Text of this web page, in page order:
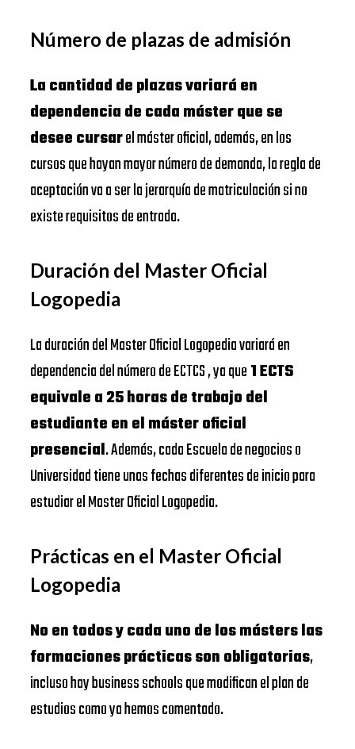
Número de plazas de admisión
La cantidad de plazas variará en
dependencia de cada máster que se
desee cursarel máster oficial, además, en los
cursos que hayan mayor número de demanda, la regla de
aceptación va a ser la jerarquía de matriculación si no
existe requisitos de entrada.
Duración del Master Oficial
Logopedia
La duración del Master Oficial Logopedia variará en
dependencia del número de ECTCS , ya que1 ECTS
equivale a 25 horas de trabajo del
estudiante en el máster oficial
presencial. Además, cada Escuela de negocios o
Universidad tiene unas fechas diferentes de inicio para
estudiar el Master Oficial Logopedia.
Prácticas en el Master Oficial
Logopedia
No en todos y cada uno de los másters las
formaciones prácticas son obligatorias,
incluso hay business schools que modifican el plan de
estudios como ya hemos comentado.